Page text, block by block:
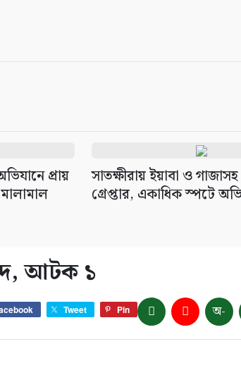
প্রায়
সাতক্ষীরায় ইয়াবা ও
গ্রেপ্তার, একাধিক স্পটে
আটক ১
Tweet Pin অ-